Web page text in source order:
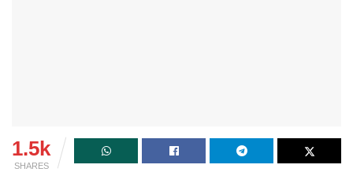
1.5k
SHARES